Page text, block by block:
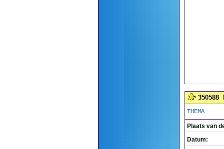
350588
THEMA
Plaats van
Datum: